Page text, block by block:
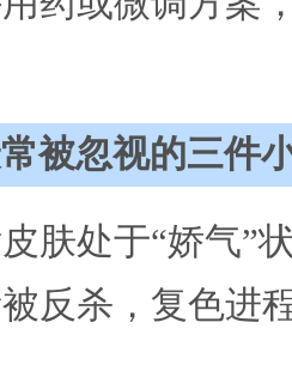
被忽视的三件
肤处于“娇气”
反杀，复色进